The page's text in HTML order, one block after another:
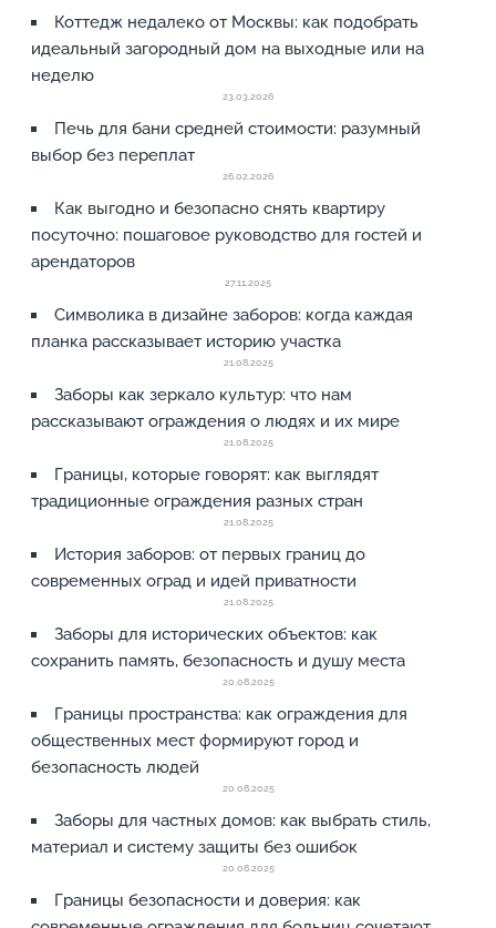
Коттедж недалеко от Москвы: как подобрать
идеальный загородный дом на выходные или на
неделю
23.03.2026
Печь для бани средней стоимости: разумный
выбор без переплат
26.02.2026
Как выгодно и безопасно снять квартиру
посуточно: пошаговое руководство для гостей и
арендаторов
27.11.2025
Символика в дизайне заборов: когда каждая
планка рассказывает историю участка
21.08.2025
Заборы как зеркало культур: что нам
рассказывают ограждения о людях и их мире
21.08.2025
Границы, которые говорят: как выглядят
традиционные ограждения разных стран
21.08.2025
История заборов: от первых границ до
современных оград и идей приватности
21.08.2025
Заборы для исторических объектов: как
сохранить память, безопасность и душу места
20.08.2025
Границы пространства: как ограждения для
общественных мест формируют город и
безопасность людей
20.08.2025
Заборы для частных домов: как выбрать стиль,
материал и систему защиты без ошибок
20.08.2025
Границы безопасности и доверия: как